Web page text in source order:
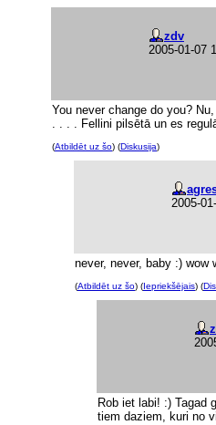
zdv
2005-01-07
You never change do you?
. . . . Fellini pilsētā un es
(Atbildēt uz šo) (Diskusija)
2005-
never, never, baby :)
(Atbildēt uz šo) (Iepriekšējais) (
Rob iet labi! :) Tagad
tiem daziem, kuri no